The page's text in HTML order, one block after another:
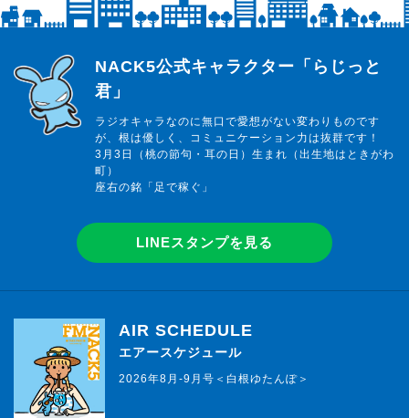
らじっと君
NACK5公式キャラクター「らじっと
君」
ラジオキャラなのに無口で愛想がない変わりものです
が、根は優しく、コミュニケーション力は抜群です！
3月3日（桃の節句・耳の日）生まれ（出生地はときがわ
町）
座右の銘「足で稼ぐ」
LINEスタンプを見る
AIR SCHEDULE
エアースケジュール
2026年8月-9月号＜白根ゆたんぽ＞